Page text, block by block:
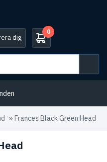
dig
0
» Frances Black Green Head